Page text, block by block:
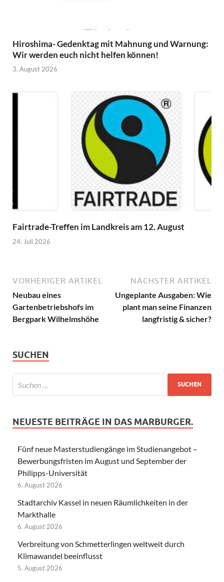
Hiroshima- Gedenktag mit Mahnung und Warnung:
Wir werden euch nicht helfen können!
3. August 2026
Fairtrade-Treffen im Landkreis am 12. August
24. Juli 2026
VORHERIGER ARTIKEL
Neubau eines
Gartenbetriebshofs im
Bergpark Wilhelmshöhe
NÄCHSTER ARTIKEL
Ungeplante Ausgaben: Wie
plant man seine Finanzen
langfristig & sicher?
SUCHEN
NEUESTE BEITRÄGE IN DAS MARBURGER.
Fünf neue Masterstudiengänge im Studienangebot –
Bewerbungsfristen im August und September der
Philipps-Universität
6. August 2026
Stadtarchiv Kassel in neuen Räumlichkeiten in der
Markthalle
6. August 2026
Verbreitung von Schmetterlingen weltweit durch
Klimawandel beeinflusst
5. August 2026